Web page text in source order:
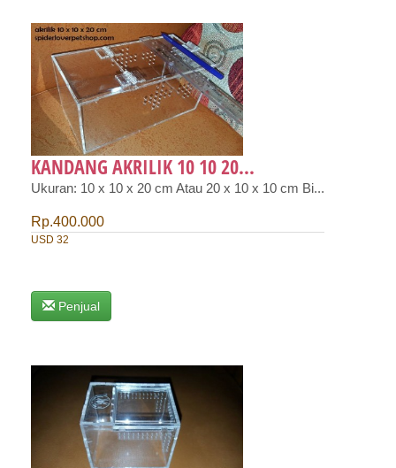
KANDANG AKRILIK 10 10 20...
Ukuran: 10 x 10 x 20 cm Atau 20 x 10 x 10 cm Bi...
Rp.400.000
USD 32
Penjual